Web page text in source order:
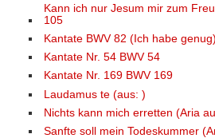
Kann ich nur Jesum mir zum
105
Kantate BWV 82 (Ich habe genug)
Kantate Nr. 54 BWV 54
Kantate Nr. 169 BWV 169
Laudamus te (aus: )
Nichts kann mich erretten (Aria
Sanfte soll mein Todeskummer